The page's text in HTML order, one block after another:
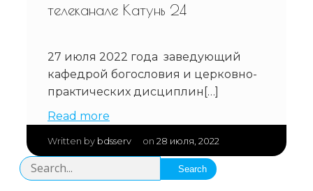
телеканале Катунь 24
27 июля 2022 года заведующий
кафедрой богословия и церковно-
практических дисциплин[…]
Read more
Written by bdsserv on 28 июля, 2022
Search